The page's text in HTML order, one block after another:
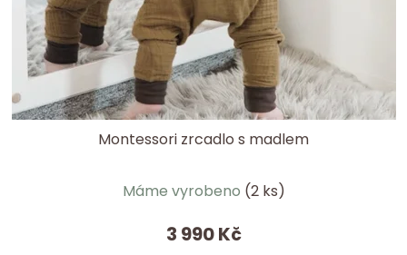
Montessori zrcadlo s madlem
hodnocení
produktu
Máme vyrobeno (2 ks)
3 990 Kč